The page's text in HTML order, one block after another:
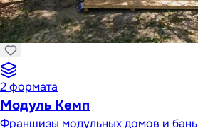
2формата
Модуль Кемп
Франшизы модульных домов и бань